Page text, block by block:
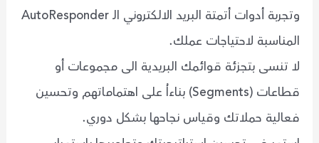
وتجربة أدوات أتمتة البريد الالكتروني الـ AutoResponder
المناسبة لاحتياجات عملك.
لا تنسى بتجزئة قوائمك البريدية الى مجموعات أو
قطاعات (Segments) بناءاُ على اهتماماتهم وتحسين
فعالية حملاتك وقياس نجاحها بشكل دوري.